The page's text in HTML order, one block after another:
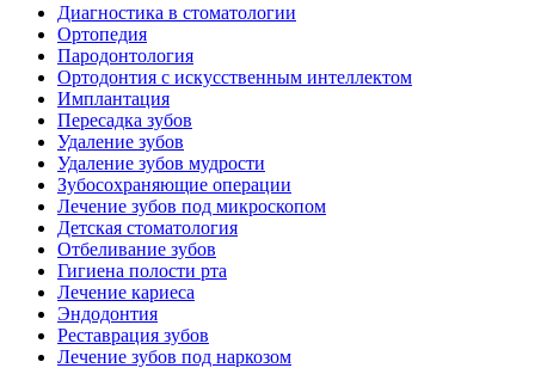
Диагностика в стоматологии
Ортопедия
Пародонтология
Ортодонтия с искусственным интеллектом
Имплантация
Пересадка зубов
Удаление зубов
Удаление зубов мудрости
Зубосохраняющие операции
Лечение зубов под микроскопом
Детская стоматология
Отбеливание зубов
Гигиена полости рта
Лечение кариеса
Эндодонтия
Реставрация зубов
Лечение зубов под наркозом